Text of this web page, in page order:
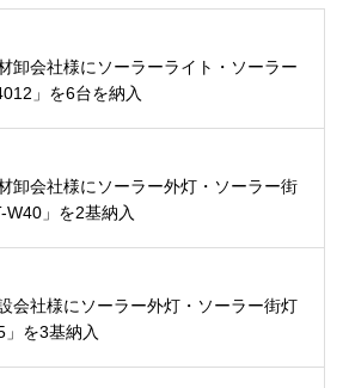
卸会社様にソーラーライト・ソーラー
」を6台を納入
卸会社様にソーラー外灯・ソーラー街
W40」を2基納入
会社様にソーラー外灯・ソーラー街灯
を3基納入